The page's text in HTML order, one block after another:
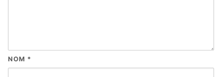
NOM *